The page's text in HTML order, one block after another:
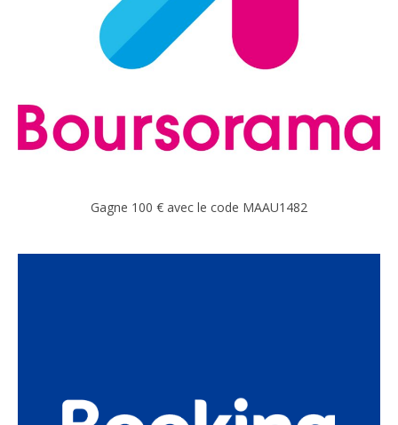
Gagne 100 € avec le code MAAU1482